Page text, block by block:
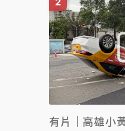
有片｜高雄小